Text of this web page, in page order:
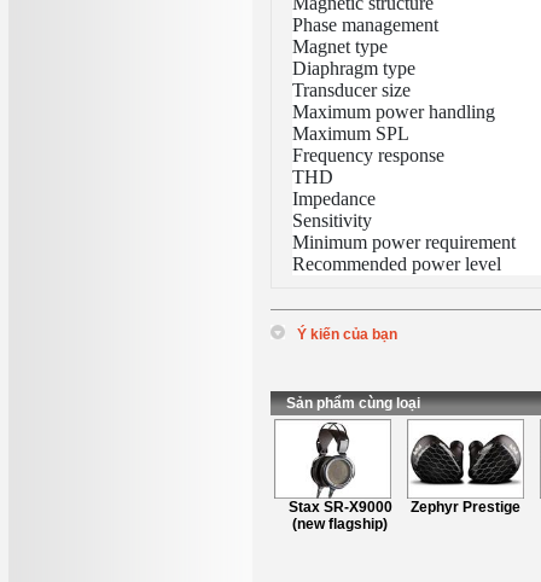
Phase management
Magnet type
Diaphragm type
Transducer size
Maximum power handling
Maximum SPL
Frequency response
THD
Impedance
Sensitivity
Minimum power requirement
Recommended power level
Ý kiến của bạn
* Nội dung:
Sản phẩm cùng loại
Stax SR-X9000
(new flagship)
Zephyr Prestige